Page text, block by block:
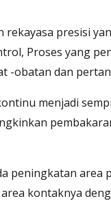
presisi
Proses yang
-obatan dan
menjadi
peningkatan area
kontaknya